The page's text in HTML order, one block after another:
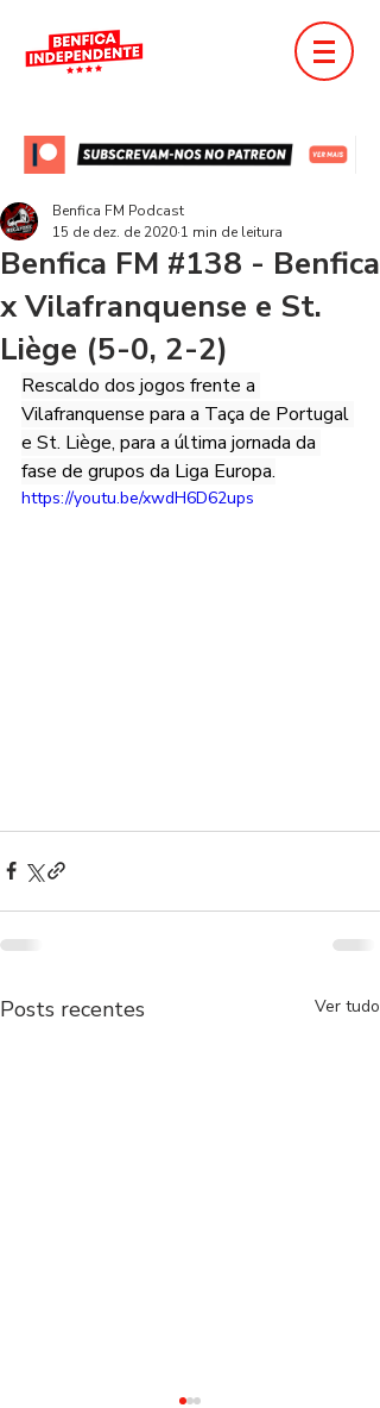
Benfica FM #138 - Benfica
x Vilafranquense e St.
Liège (5-0, 2-2)
Benfica FM Podcast
15 de dez. de 2020 1 min de leitura
Rescaldo dos jogos frente a
Vilafranquense para a Taça de Portugal
e St. Liège, para a última jornada da
fase de grupos da Liga Europa.
https://youtu.be/xwdH6D62ups
Posts recentes Ver tudo